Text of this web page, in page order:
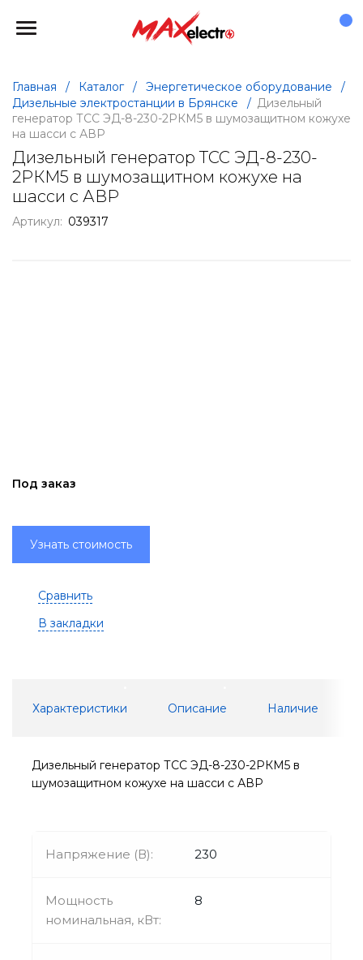
Главная / Каталог / Энергетическое оборудование
/
Дизельные электростанции в Брянске
/ Дизельный
генератор ТСС ЭД-8-230-2РКМ5 в шумозащитном кожухе
на шасси с АВР
Дизельный генератор ТСС ЭД-8-230-
2РКМ5 в шумозащитном кожухе на
шасси с АВР
Артикул: 039317
Под заказ
Узнать стоимость
Сравнить
В закладки
Характеристики Описание Наличие
Дизельный генератор ТСС ЭД-8-230-2РКМ5 в
шумозащитном кожухе на шасси с АВР
Напряжение (В): 230
Мощность
номинальная, кВт:
8